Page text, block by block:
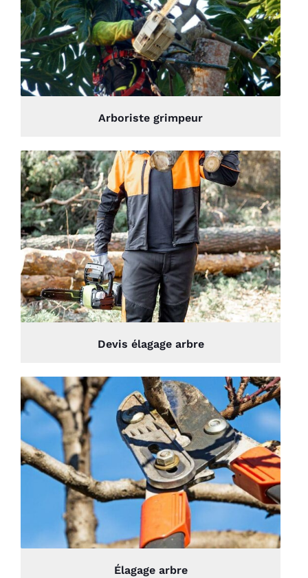
Arboriste grimpeur
Devis élagage arbre
Élagage arbre